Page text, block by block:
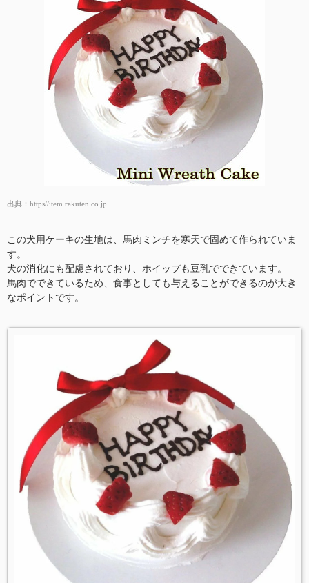
出典： https//item.rakuten.co.jp
この犬用ケーキの生地は、馬肉ミンチを寒天で固めて作られていま
す。
犬の消化にも配慮されており、ホイップも豆乳でできています。
馬肉でできているため、食事としても与えることができるのが大き
なポイントです。